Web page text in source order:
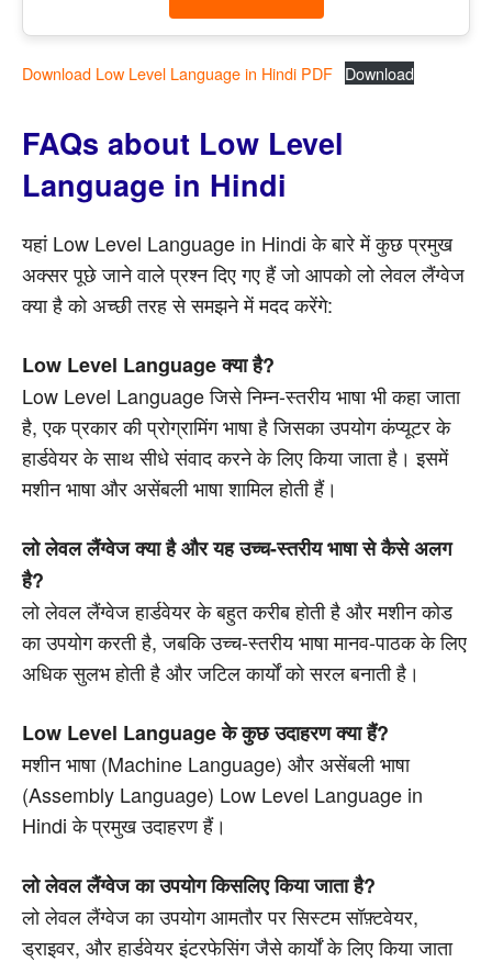
Download Low Level Language in Hindi PDF Download
FAQs about Low Level
Language in Hindi
यहां Low Level Language in Hindi के बारे में कुछ प्रमुख
अक्सर पूछे जाने वाले प्रश्न दिए गए हैं जो आपको लो लेवल लैंग्वेज
क्या है को अच्छी तरह से समझने में मदद करेंगे:
Low Level Language क्या है?
Low Level Language जिसे निम्न-स्तरीय भाषा भी कहा जाता
है, एक प्रकार की प्रोग्रामिंग भाषा है जिसका उपयोग कंप्यूटर के
हार्डवेयर के साथ सीधे संवाद करने के लिए किया जाता है। इसमें
मशीन भाषा और असेंबली भाषा शामिल होती हैं।
लो लेवल लैंग्वेज क्या है और यह उच्च-स्तरीय भाषा से कैसे अलग
है?
लो लेवल लैंग्वेज हार्डवेयर के बहुत करीब होती है और मशीन कोड
का उपयोग करती है, जबकि उच्च-स्तरीय भाषा मानव-पाठक के लिए
अधिक सुलभ होती है और जटिल कार्यों को सरल बनाती है।
Low Level Language के कुछ उदाहरण क्या हैं?
मशीन भाषा (Machine Language) और असेंबली भाषा
(Assembly Language) Low Level Language in
Hindi के प्रमुख उदाहरण हैं।
लो लेवल लैंग्वेज का उपयोग किसलिए किया जाता है?
लो लेवल लैंग्वेज का उपयोग आमतौर पर सिस्टम सॉफ़्टवेयर,
ड्राइवर, और हार्डवेयर इंटरफेसिंग जैसे कार्यों के लिए किया जाता